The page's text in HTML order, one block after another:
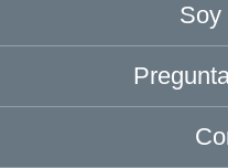
Soy